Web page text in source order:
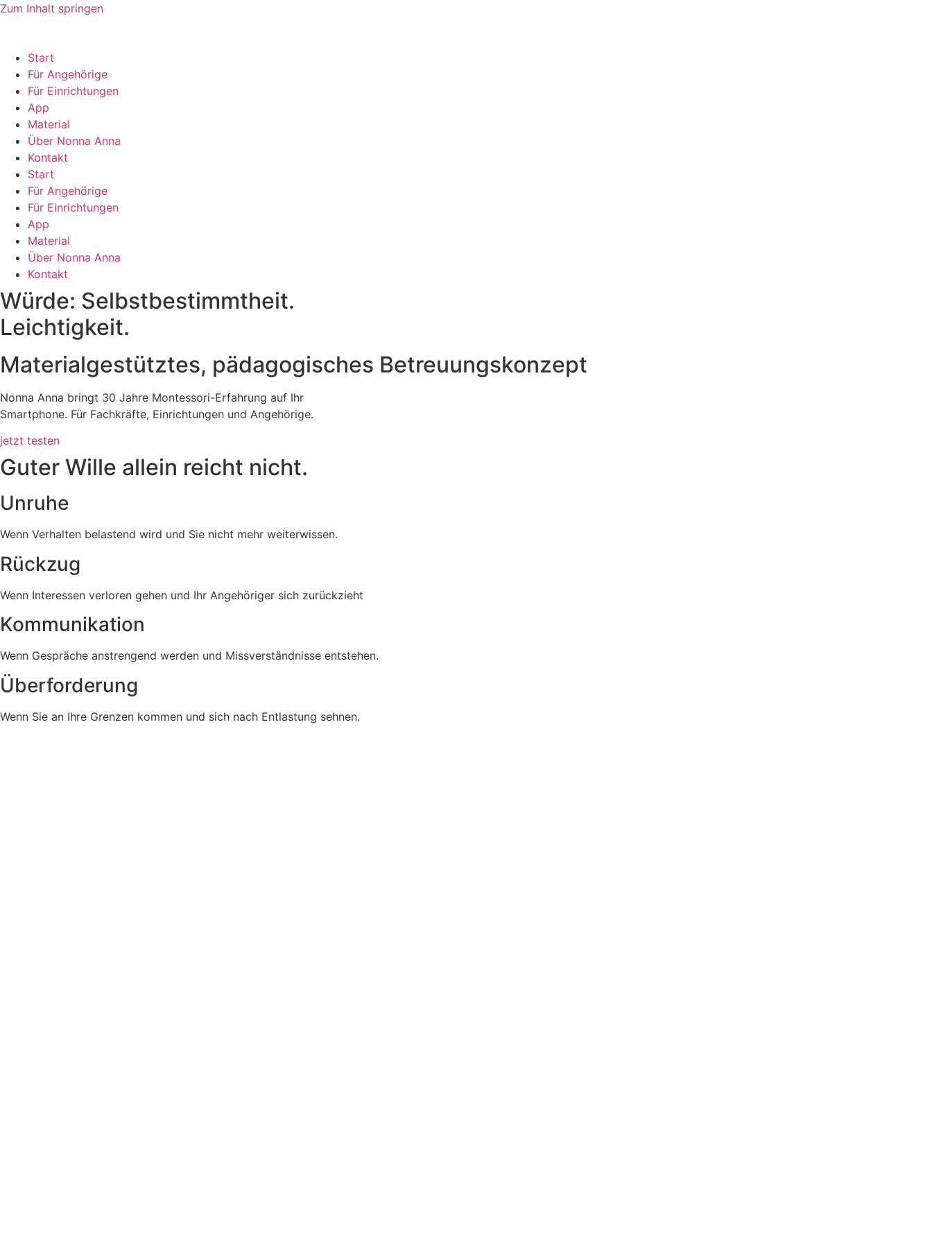
Zum Inhalt springen
Start
Für Angehörige
Für Einrichtungen
App
Material
Über Nonna Anna
Kontakt
Start
Für Angehörige
Für Einrichtungen
App
Material
Über Nonna Anna
Kontakt
Würde: Selbstbestimmtheit.
Leichtigkeit.
Materialgestütztes, pädagogisches Betreuungskonzept
Nonna Anna bringt 30 Jahre Montessori-Erfahrung auf Ihr
Smartphone. Für Fachkräfte, Einrichtungen und Angehörige.
jetzt testen
Guter Wille allein reicht nicht.
Unruhe
Wenn Verhalten belastend wird und Sie nicht mehr weiterwissen.
Rückzug
Wenn Interessen verloren gehen und Ihr Angehöriger sich zurückzieht
Kommunikation
Wenn Gespräche anstrengend werden und Missverständnisse entstehen.
Überforderung
Wenn Sie an Ihre Grenzen kommen und sich nach Entlastung sehnen.